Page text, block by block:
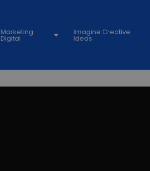
Marketing
Digital
Imagine Creative
Ideas